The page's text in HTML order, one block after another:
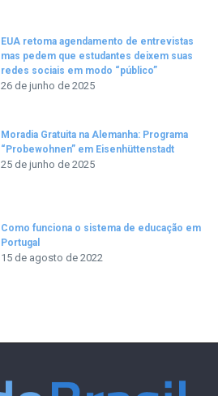
EUA retoma agendamento de entrevistas
mas pedem que estudantes deixem suas
redes sociais em modo “público”
26 de junho de 2025
Moradia Gratuita na Alemanha: Programa
“Probewohnen” em Eisenhüttenstadt
25 de junho de 2025
Como funciona o sistema de educação em
Portugal
15 de agosto de 2022